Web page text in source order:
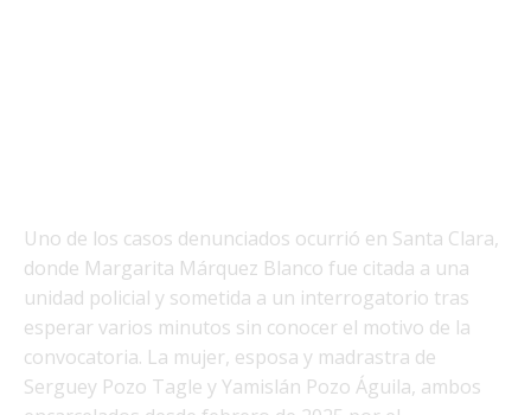
Uno de los casos denunciados ocurrió en Santa Clara,
donde Margarita Márquez Blanco fue citada a una
unidad policial y sometida a un interrogatorio tras
esperar varios minutos sin conocer el motivo de la
convocatoria. La mujer, esposa y madrastra de
Serguey Pozo Tagle y Yamislán Pozo Águila, ambos